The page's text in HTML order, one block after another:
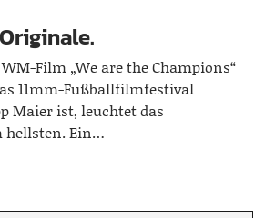
Film „We are the Champions“
11mm-Fußballfilmfestival
Maier ist, leuchtet das
hellsten. Ein…